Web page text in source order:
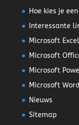
Hoe kies je
Interessante
Microsoft Excel
Microsoft
Microsoft
Microsoft Word
Nieuws
Sitemap